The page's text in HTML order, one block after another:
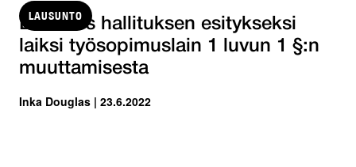
LAUSUNTO
Luonnos hallituksen esitykseksi
laiksi työsopimuslain 1 luvun 1 §:n
muuttamisesta
Inka Douglas | 23.6.2022